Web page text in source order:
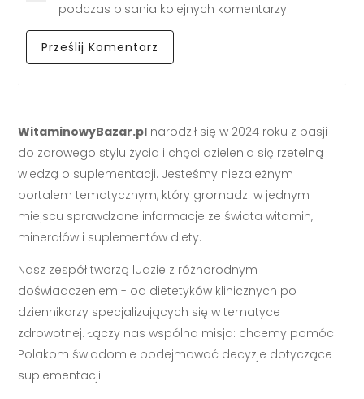
podczas pisania kolejnych komentarzy.
WitaminowyBazar.pl narodził się w 2024 roku z pasji
do zdrowego stylu życia i chęci dzielenia się rzetelną
wiedzą o suplementacji. Jesteśmy niezależnym
portalem tematycznym, który gromadzi w jednym
miejscu sprawdzone informacje ze świata witamin,
minerałów i suplementów diety.
Nasz zespół tworzą ludzie z różnorodnym
doświadczeniem - od dietetyków klinicznych po
dziennikarzy specjalizujących się w tematyce
zdrowotnej. Łączy nas wspólna misja: chcemy pomóc
Polakom świadomie podejmować decyzje dotyczące
suplementacji.